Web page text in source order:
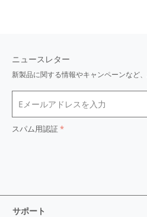
ニュースレター
新製品に関する情報やキャンペーンなど
スパム用認証
サポート